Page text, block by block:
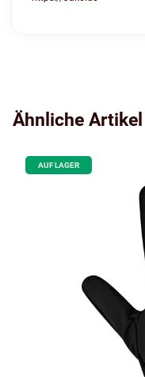
Ähnliche Artikel
AUF LAGER